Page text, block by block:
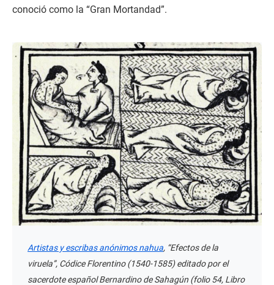
conoció como la “Gran Mortandad”.
Artistas y escribas anónimos nahua, “Efectos de la
viruela”, Códice Florentino (1540-1585) editado por el
sacerdote español Bernardino de Sahagún (folio 54, Libro